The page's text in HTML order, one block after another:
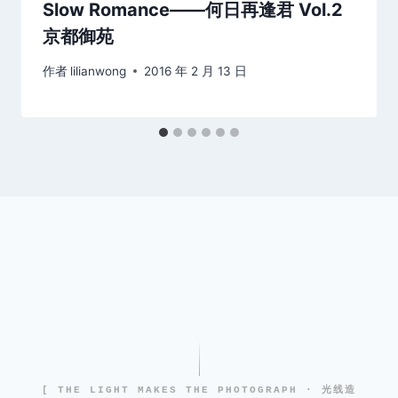
Slow Romance——何日再逢君 Vol.2
京都御苑
作者 lilianwong 2016 年 2 月 13 日
[ THE LIGHT MAKES THE PHOTOGRAPH · 光线造